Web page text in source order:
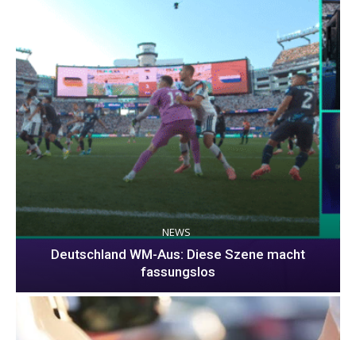
NEWS
Deutschland WM-Aus: Diese Szene macht
fassungslos